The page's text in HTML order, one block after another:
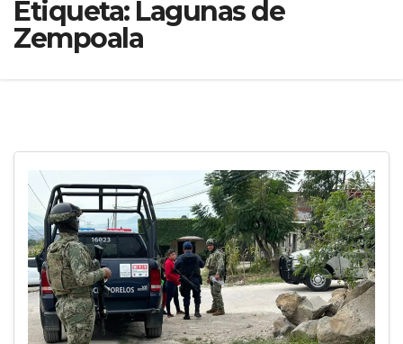
Etiqueta: Lagunas de
Zempoala